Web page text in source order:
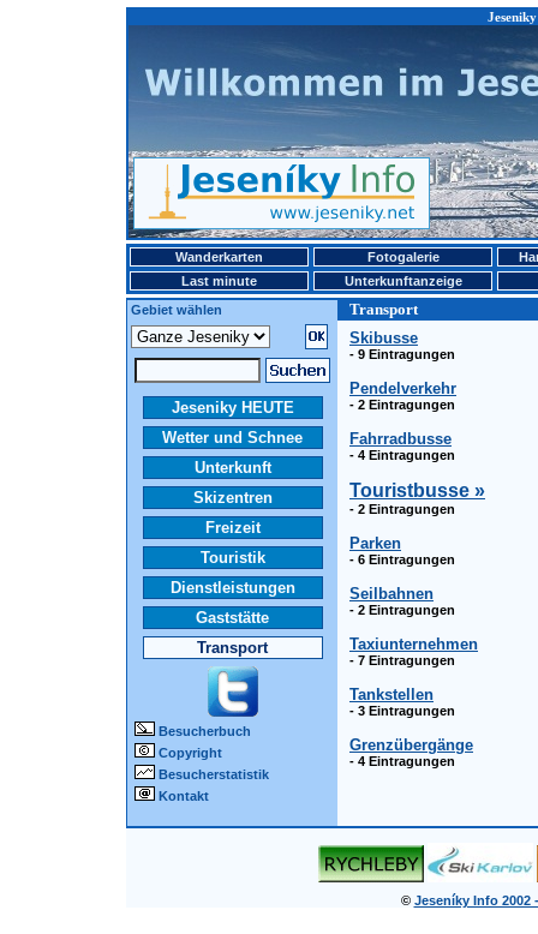
Wanderkarten Fotogalerie
Last minute
Unterkunftanzeige
Gebiet wählen
Transport
Jeseniky HEUTE
Wetter und Schnee
Unterkunft
Skizentren
Freizeit
Touristik
Dienstleistungen
Gaststätte
Transport
Besucherbuch
Copyright
Besucherstatistik
Kontakt
Skibusse
- 9 Eintragungen
Pendelverkehr
- 2 Eintragungen
Fahrradbusse
- 4 Eintragungen
Touristbusse »
- 2 Eintragungen
Parken
- 6 Eintragungen
Seilbahnen
- 2 Eintragungen
Taxiunternehmen
- 7 Eintragungen
Tankstellen
- 3 Eintragungen
Grenzübergänge
- 4 Eintragungen
© Jeseníky Info 2002